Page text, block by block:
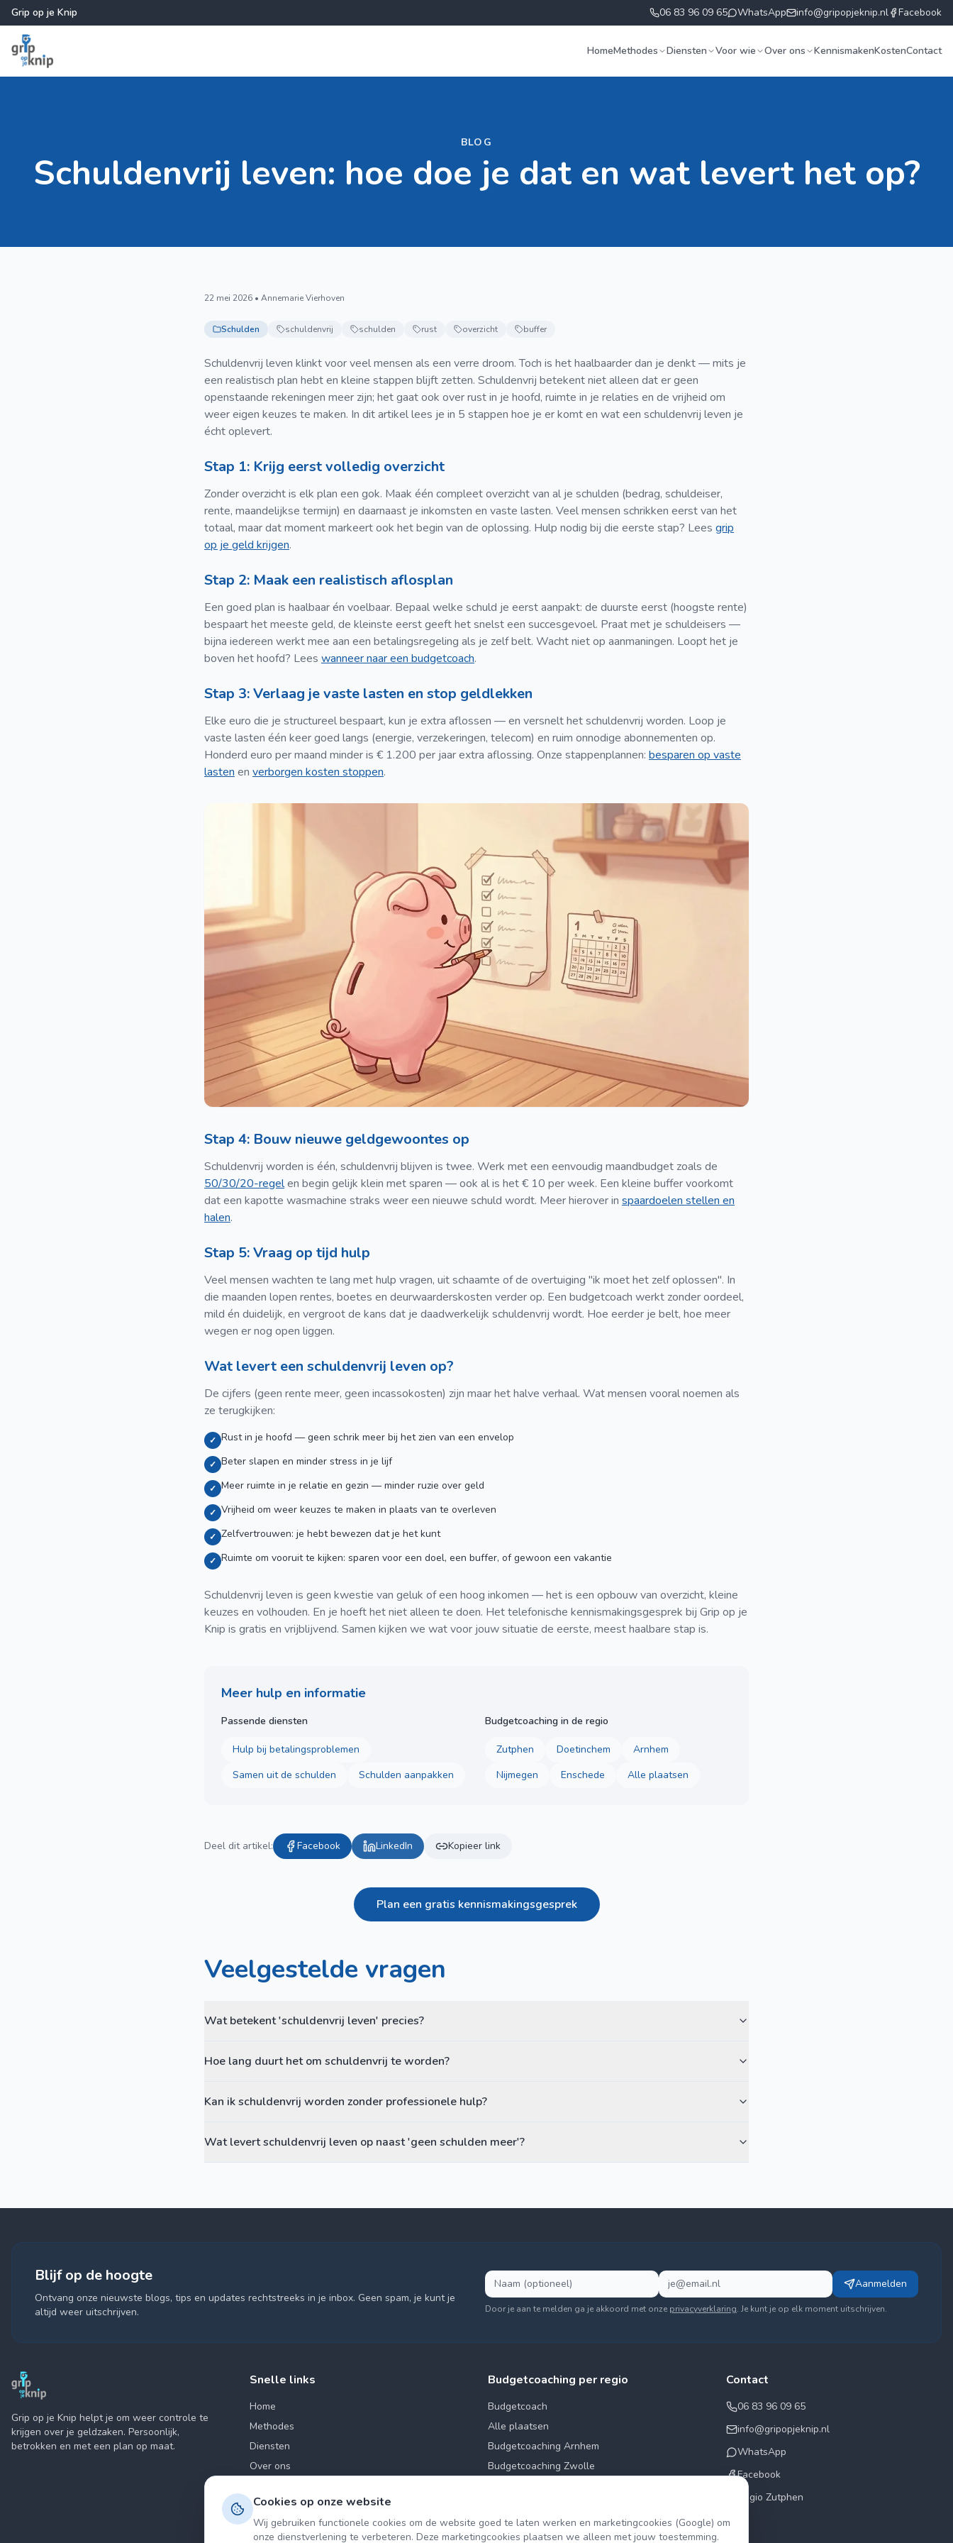
Cookies op onze website
Wij gebruiken functionele cookies om de website goed te laten werken en marketingcookies (Google) om
onze dienstverlening te verbeteren. Deze marketingcookies plaatsen we alleen met jouw toestemming.
Grip op je Knip 06 83 96 09 65 WhatsApp info@gripopjeknip.nl Facebook
HomeMethodes Diensten Voor wie Over ons KennismakenKostenContact
BLOG
Schuldenvrij leven: hoe doe je dat en wat levert het op?
22 mei 2026 • Annemarie Vierhoven
Schulden schuldenvrij schulden rust overzicht buffer
Schuldenvrij leven klinkt voor veel mensen als een verre droom. Toch is het haalbaarder dan je denkt — mits je
een realistisch plan hebt en kleine stappen blijft zetten. Schuldenvrij betekent niet alleen dat er geen
openstaande rekeningen meer zijn; het gaat ook over rust in je hoofd, ruimte in je relaties en de vrijheid om
weer eigen keuzes te maken. In dit artikel lees je in 5 stappen hoe je er komt en wat een schuldenvrij leven je
écht oplevert.
Stap 1: Krijg eerst volledig overzicht
Zonder overzicht is elk plan een gok. Maak één compleet overzicht van al je schulden (bedrag, schuldeiser,
rente, maandelijkse termijn) en daarnaast je inkomsten en vaste lasten. Veel mensen schrikken eerst van het
totaal, maar dat moment markeert ook het begin van de oplossing. Hulp nodig bij die eerste stap? Lees grip
op je geld krijgen.
Stap 2: Maak een realistisch aflosplan
Een goed plan is haalbaar én voelbaar. Bepaal welke schuld je eerst aanpakt: de duurste eerst (hoogste rente)
bespaart het meeste geld, de kleinste eerst geeft het snelst een succesgevoel. Praat met je schuldeisers —
bijna iedereen werkt mee aan een betalingsregeling als je zelf belt. Wacht niet op aanmaningen. Loopt het je
boven het hoofd? Lees wanneer naar een budgetcoach.
Stap 3: Verlaag je vaste lasten en stop geldlekken
Elke euro die je structureel bespaart, kun je extra aflossen — en versnelt het schuldenvrij worden. Loop je
vaste lasten één keer goed langs (energie, verzekeringen, telecom) en ruim onnodige abonnementen op.
Honderd euro per maand minder is € 1.200 per jaar extra aflossing. Onze stappenplannen: besparen op vaste
lasten en verborgen kosten stoppen.
Stap 4: Bouw nieuwe geldgewoontes op
Schuldenvrij worden is één, schuldenvrij blijven is twee. Werk met een eenvoudig maandbudget zoals de
50/30/20-regelen begin gelijk klein met sparen — ook al is het € 10 per week. Een kleine buffer voorkomt
dat een kapotte wasmachine straks weer een nieuwe schuld wordt. Meer hierover in spaardoelen stellen en
halen.
Stap 5: Vraag op tijd hulp
Veel mensen wachten te lang met hulp vragen, uit schaamte of de overtuiging "ik moet het zelf oplossen". In
die maanden lopen rentes, boetes en deurwaarderskosten verder op. Een budgetcoach werkt zonder oordeel,
mild én duidelijk, en vergroot de kans dat je daadwerkelijk schuldenvrij wordt. Hoe eerder je belt, hoe meer
wegen er nog open liggen.
Wat levert een schuldenvrij leven op?
De cijfers (geen rente meer, geen incassokosten) zijn maar het halve verhaal. Wat mensen vooral noemen als
ze terugkijken:
✓ Rust in je hoofd — geen schrik meer bij het zien van een envelop
✓ Beter slapen en minder stress in je lijf
✓ Meer ruimte in je relatie en gezin — minder ruzie over geld
✓ Vrijheid om weer keuzes te maken in plaats van te overleven
✓ Zelfvertrouwen: je hebt bewezen dat je het kunt
✓ Ruimte om vooruit te kijken: sparen voor een doel, een buffer, of gewoon een vakantie
Schuldenvrij leven is geen kwestie van geluk of een hoog inkomen — het is een opbouw van overzicht, kleine
keuzes en volhouden. En je hoeft het niet alleen te doen. Het telefonische kennismakingsgesprek bij Grip op je
Knip is gratis en vrijblijvend. Samen kijken we wat voor jouw situatie de eerste, meest haalbare stap is.
Meer hulp en informatie
Passende diensten
Hulp bij betalingsproblemen
Samen uit de schulden
Schulden aanpakken
Budgetcoaching in de regio
Zutphen Doetinchem
Arnhem
Nijmegen
Enschede Alle plaatsen
Deel dit artikel: Facebook LinkedIn Kopieer link
Plan een gratis kennismakingsgesprek
Veelgestelde vragen
Wat betekent 'schuldenvrij leven' precies?
Hoe lang duurt het om schuldenvrij te worden?
Kan ik schuldenvrij worden zonder professionele hulp?
Wat levert schuldenvrij leven op naast 'geen schulden meer'?
Blijf op de hoogte
Ontvang onze nieuwste blogs, tips en updates rechtstreeks in je inbox. Geen spam, je kunt je
altijd weer uitschrijven.
Aanmelden
Door je aan te melden ga je akkoord met onze privacyverklaring. Je kunt je op elk moment uitschrijven.
Grip op je Knip helpt je om weer controle te
krijgen over je geldzaken. Persoonlijk,
betrokken en met een plan op maat.
Snelle links
Home
Methodes
Diensten
Over ons
Blog
Contact
Budgetcoaching per regio
Budgetcoach
Alle plaatsen
Budgetcoaching Arnhem
Budgetcoaching Zwolle
Contact
06 83 96 09 65
info@gripopjeknip.nl
WhatsApp
Facebook
Regio Zutphen